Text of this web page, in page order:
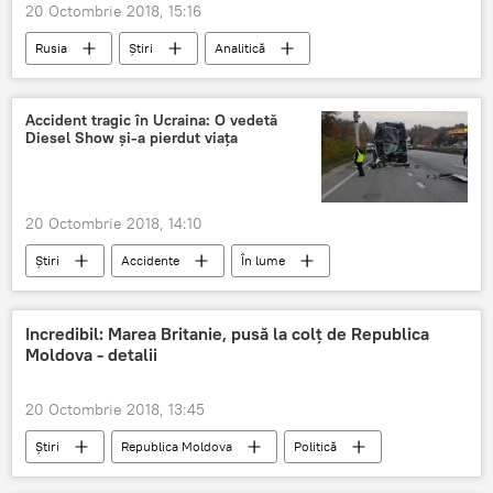
20 Octombrie 2018, 15:16
Rusia Știri
Analitică
Republica Moldova
Politică
Vizita lui Erdogan în Moldova
Turcia
Igor Dodon
Recep Tayyip Erdogan
Accident tragic în Ucraina: O vedetă
Diesel Show și-a pierdut viața
20 Octombrie 2018, 14:10
Știri Accidente
În lume
Ucraina
accident
tragic
vedeta
si-a pierdut viata
Incredibil: Marea Britanie, pusă la colț de Republica
Moldova - detalii
20 Octombrie 2018, 13:45
Știri Republica Moldova
Politică
În lume